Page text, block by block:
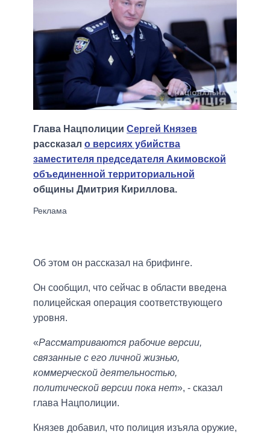
Глава Нацполиции Сергей Князев
рассказал о версиях убийства
заместителя председателя Акимовской
объединенной территориальной
общины Дмитрия Кириллова.
Об этом он рассказал на брифинге.
Он сообщил, что сейчас в области введена
полицейская операция соответствующего
уровня.
«Рассматриваются рабочие версии,
связанные с его личной жизнью,
коммерческой деятельностью,
политической версии пока нет», - сказал
глава Нацполиции.
Князев добавил, что полиция изъяла оружие,